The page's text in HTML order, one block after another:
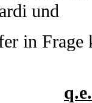
und
Frage